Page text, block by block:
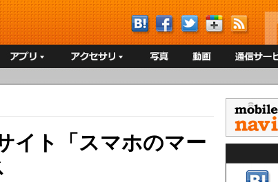
イト「スマホのマー